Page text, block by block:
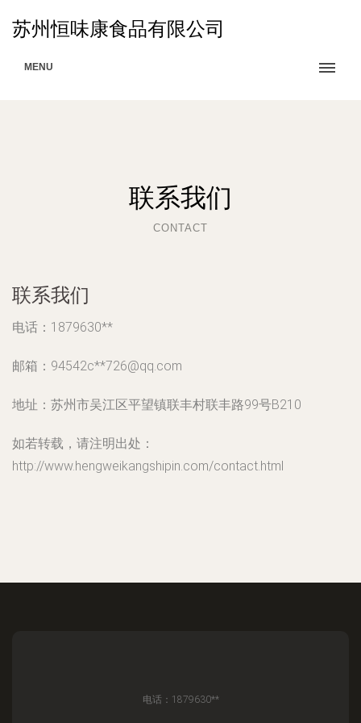
苏州恒味康食品有限公司
MENU
联系我们
CONTACT
联系我们
电话：1879630**
邮箱：94542c**726@qq.com
地址：苏州市吴江区平望镇联丰村联丰路99号B210
如若转载，请注明出处：
http://www.hengweikangshipin.com/contact.html
电话：1879630**